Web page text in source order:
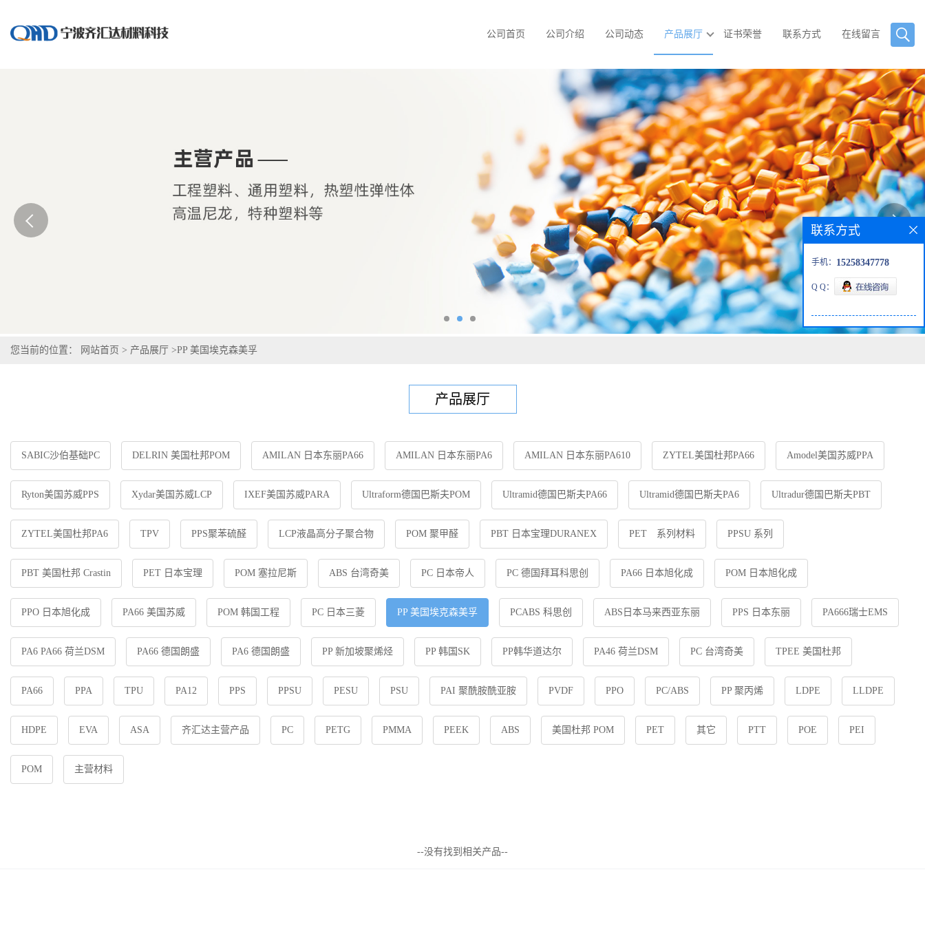
公司首页 公司介绍 公司动态 产品展厅 证书荣誉 联系方式 在线留言
您当前的位置： 网站首页 > 产品展厅 >PP 美国埃克森美孚
产品展厅
SABIC沙伯基础PC DELRIN 美国杜邦POM AMILAN 日本东丽PA66 AMILAN 日本东丽PA6 AMILAN 日本东丽PA610 ZYTEL美国杜邦PA66 Amodel美国苏威PPA
Ryton美国苏威PPS Xydar美国苏威LCP IXEF美国苏威PARA Ultraform德国巴斯夫POM Ultramid德国巴斯夫PA66 Ultramid德国巴斯夫PA6 Ultradur德国巴斯夫PBT
ZYTEL美国杜邦PA6 TPV PPS聚苯硫醛 LCP液晶高分子聚合物 POM 聚甲醛 PBT 日本宝理DURANEX PET 系列材料 PPSU 系列
PBT 美国杜邦 Crastin PET 日本宝理 POM 塞拉尼斯 ABS 台湾奇美 PC 日本帝人 PC 德国拜耳科思创 PA66 日本旭化成 POM 日本旭化成
PPO 日本旭化成 PA66 美国苏威 POM 韩国工程 PC 日本三菱 PP 美国埃克森美孚 PCABS 科思创 ABS日本马来西亚东丽 PPS 日本东丽 PA666瑞士EMS
PA6 PA66 荷兰DSM PA66 德国朗盛 PA6 德国朗盛 PP 新加坡聚烯烃 PP 韩国SK PP韩华道达尔 PA46 荷兰DSM PC 台湾奇美 TPEE 美国杜邦
PA66 PPA TPU PA12 PPS PPSU PESU PSU PAI 聚酰胺酰亚胺 PVDF PPO PC/ABS PP 聚丙烯 LDPE LLDPE
HDPE EVA ASA 齐汇达主营产品 PC PETG PMMA PEEK ABS 美国杜邦 POM PET 其它 PTT POE PEI
POM 主营材料
--没有找到相关产品--
联系方式
手机： 15258347778
Q Q：